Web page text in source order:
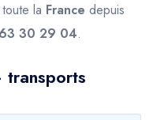
la France depuis
30 29 04.